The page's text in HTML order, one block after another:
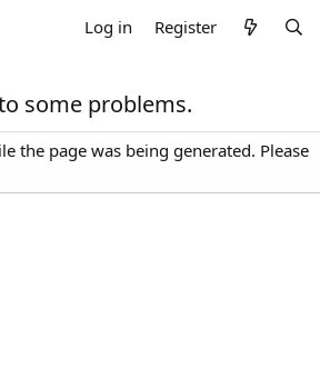
Log in Register
some problems.
the page was being generated. Please